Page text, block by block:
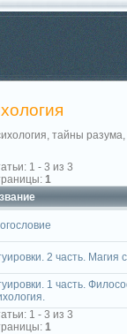
тайны
1 - 3 из 3
1
2 часть. Магия
1 часть.
1 - 3 из 3
1